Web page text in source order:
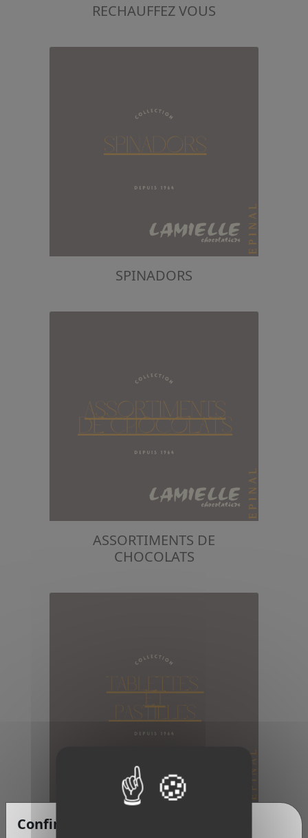
Confirmation d'âge
RECHAUFFEZ VOUS
SPINADORS
ASSORTIMENTS DE
CHOCOLATS